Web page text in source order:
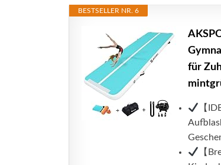
BESTSELLER NR. 6
für
【
【